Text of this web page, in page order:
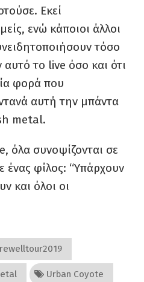
Εκεί
ενώ κάποιοι άλλοι
τόσο
το live όσο και ότι
φορά που
αυτή την μπάντα
metal.
όλα συνοψίζονται σε
ένας φίλος: “Yπάρχουν
και όλοι οι
Urban Coyote